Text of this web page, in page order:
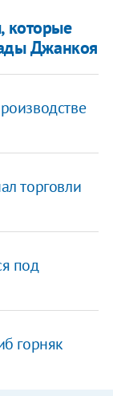
которые
Джанкоя
торговли
под
горняк